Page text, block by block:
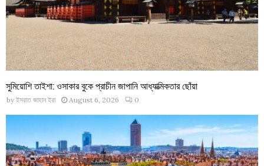
সুমিয়োশি তাইশা: ওসাকার বুকে প্রাচীন জাপানি আধ্যাত্মিকতার ছোঁয়া
by ইসরাত জাহান ইরা August 6, 2026 0